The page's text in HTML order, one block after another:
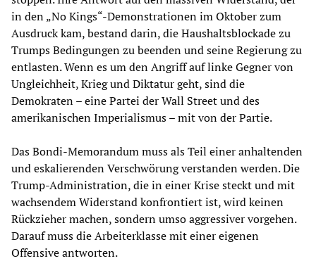
in den „No Kings“-Demonstrationen im Oktober zum
Ausdruck kam, bestand darin, die Haushaltsblockade zu
Trumps Bedingungen zu beenden und seine Regierung zu
entlasten. Wenn es um den Angriff auf linke Gegner von
Ungleichheit, Krieg und Diktatur geht, sind die
Demokraten – eine Partei der Wall Street und des
amerikanischen Imperialismus – mit von der Partie.
Das Bondi-Memorandum muss als Teil einer anhaltenden
und eskalierenden Verschwörung verstanden werden. Die
Trump-Administration, die in einer Krise steckt und mit
wachsendem Widerstand konfrontiert ist, wird keinen
Rückzieher machen, sondern umso aggressiver vorgehen.
Darauf muss die Arbeiterklasse mit einer eigenen
Offensive antworten.